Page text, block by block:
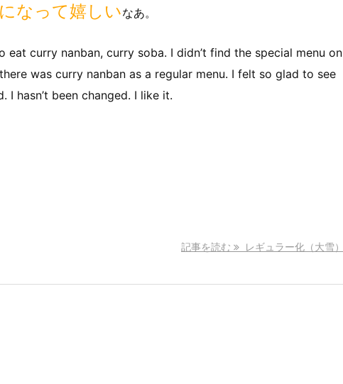
なって嬉しいなあ。
eat curry nanban, curry soba. I didn’t find the special menu on
was curry nanban as a regular menu. I felt so glad to see
I hasn’t been changed. I like it.
記事を読む レギュラー化（大雪）